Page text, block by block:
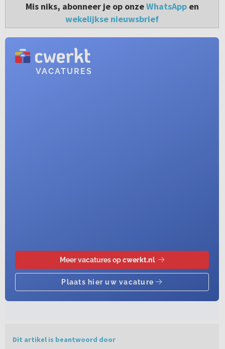
Mis niks, abonneer je op onzeWhatsAppen
wekelijkse nieuwsbrief
Dit artikel is beantwoord door